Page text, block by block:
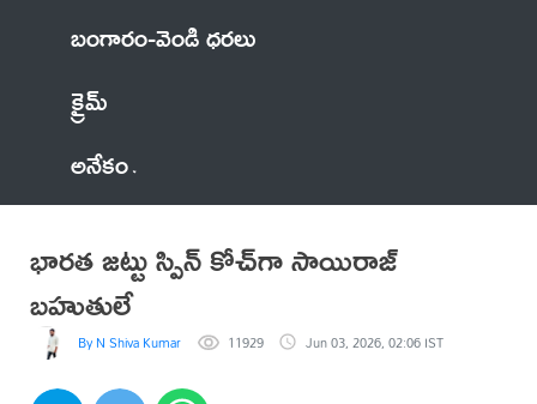
బంగారం-వెండి ధరలు
క్రైమ్
అనేకం
భారత జట్టు స్పిన్ కోచ్‌‌‌‌‌‌‌‌గా సాయిరాజ్
బహుతులే
By N Shiva Kumar 11929 Jun 03, 2026, 02:06 IST